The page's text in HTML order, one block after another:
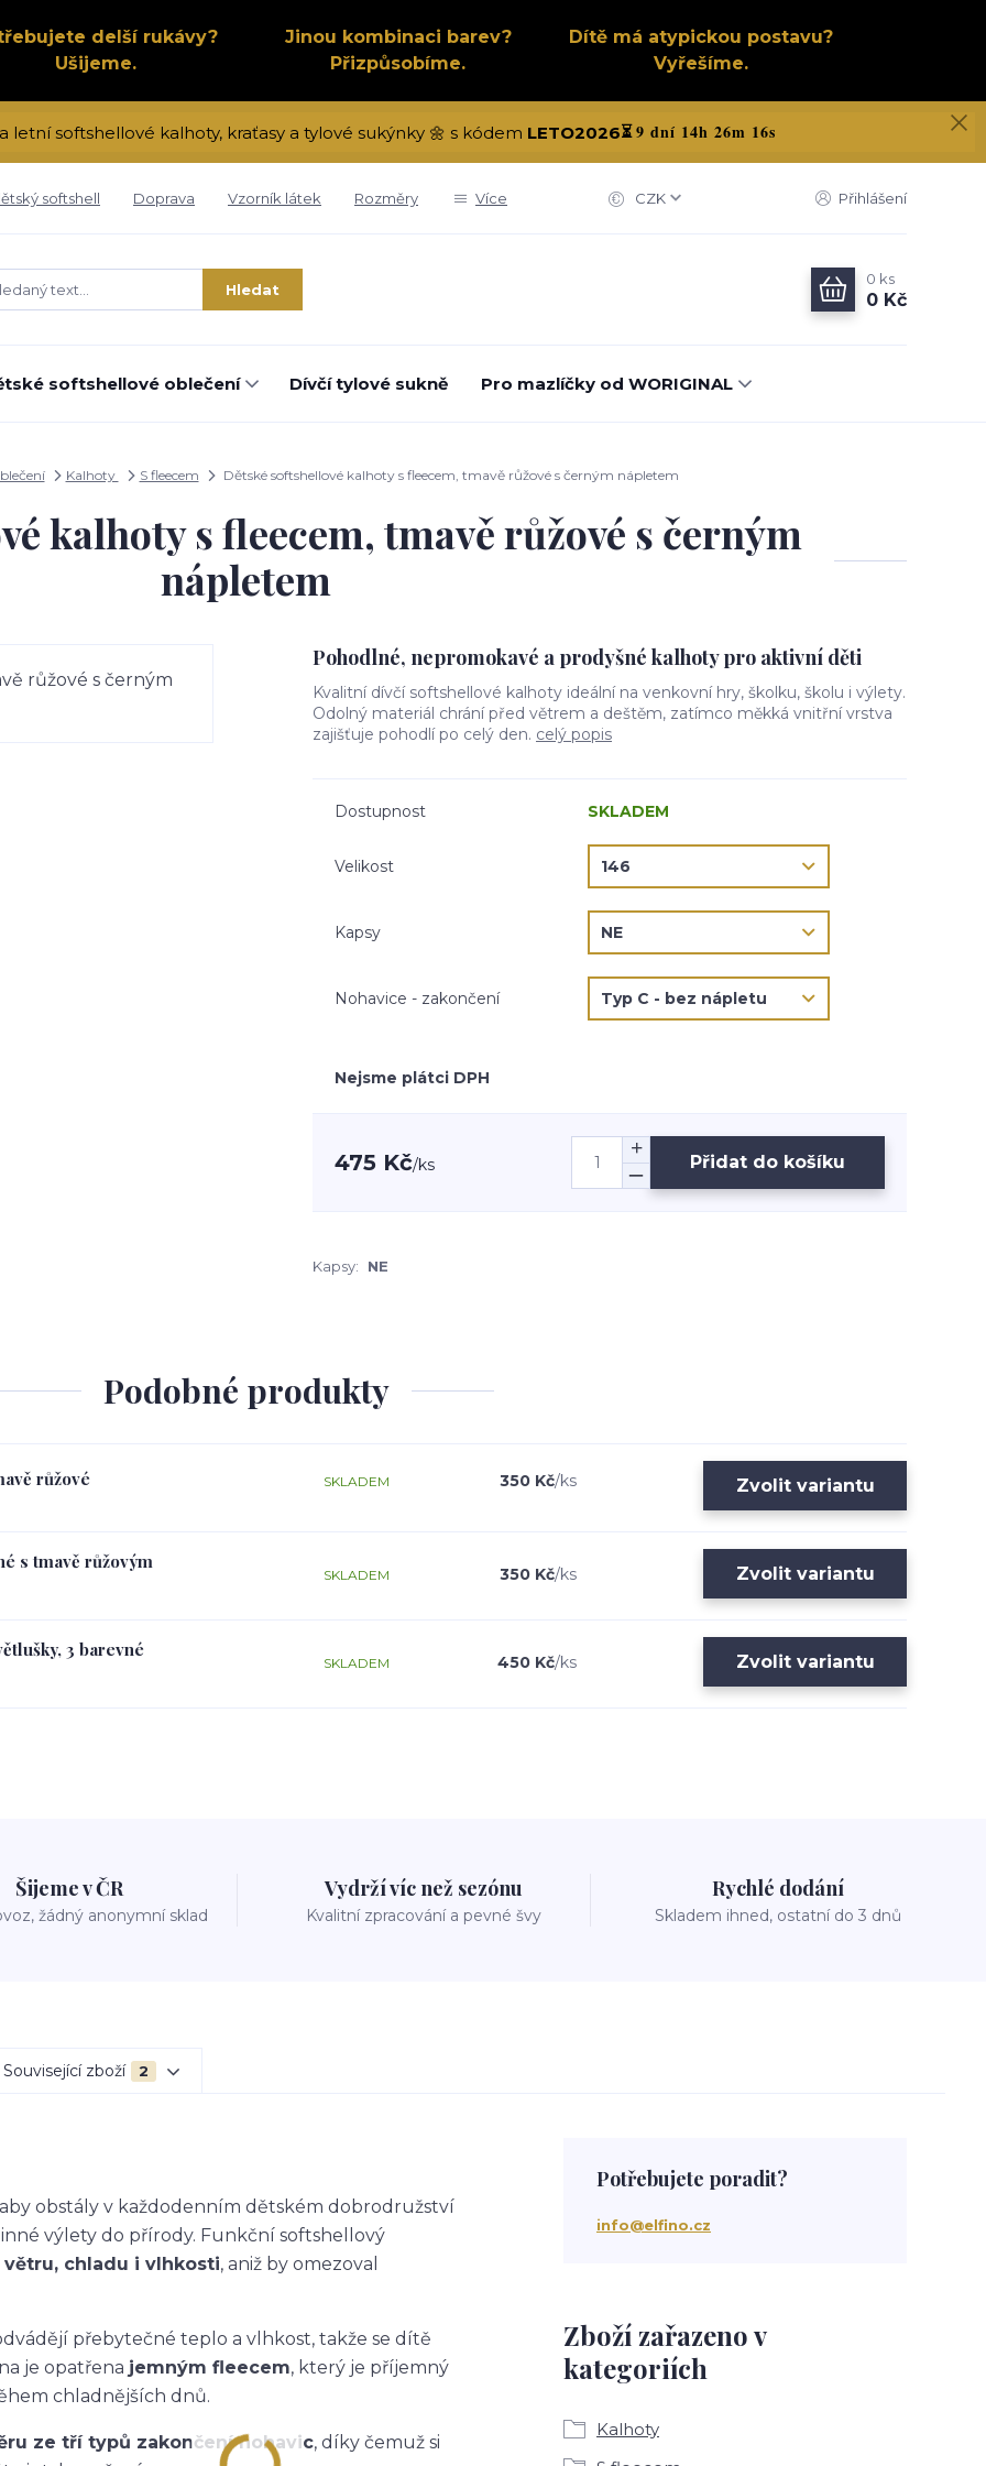
delší rukávy?
Ušijeme.
Jinou kombinaci barev?
Přizpůsobíme.
Dítě má atypickou postavu?
Vyřešíme.
letní softshellové kalhoty, kraťasy a tylové sukýnky 🌼 s kódem LETO2026⏳9 dní 14h 26m 15s
softshell Doprava Vzorník látek Rozměry Více CZK Přihlášení
Hledat
0 ks
0 Kč
softshellové oblečení Dívčí tylové sukně Pro mazlíčky od WORIGINAL
Kalhoty S fleecem Dětské softshellové kalhoty s fleecem, tmavě růžové s černým nápletem
kalhoty s fleecem, tmavě růžové s černým
nápletem
Pohodlné, nepromokavé a prodyšné kalhoty pro aktivní děti
Kvalitní dívčí softshellové kalhoty ideální na venkovní hry, školku, školu i výlety.
Odolný materiál chrání před větrem a deštěm, zatímco měkká vnitřní vrstva
zajišťuje pohodlí po celý den. celý popis
Dostupnost SKLADEM
Velikost
Kapsy
Nohavice - zakončení
Nejsme plátci DPH
475 Kč/ks Přidat do košíku
Kapsy: NE
Podobné produkty
růžové 350 Kč/ks
SKLADEM Zvolit variantu
s tmavě růžovým
350 Kč/ks
SKLADEM Zvolit variantu
3 barevné
450 Kč/ks
SKLADEM Zvolit variantu
Šijeme v ČR
žádný anonymní sklad
Vydrží víc než sezónu
Kvalitní zpracování a pevné švy
Rychlé dodání
Skladem ihned, ostatní do 3 dnů
Související zboží 2
obstály v každodenním dětském dobrodružství
výlety do přírody. Funkční softshellový
chladu i vlhkosti, aniž by omezoval
přebytečné teplo a vlhkost, takže se dítě
je opatřena jemným fleecem, který je příjemný
chladnějších dnů.
ze tří typů zakončení nohavic, díky čemuž si
Zboží zařazeno v
kategoriích
Kalhoty
Potřebujete poradit?
info@elfino.cz